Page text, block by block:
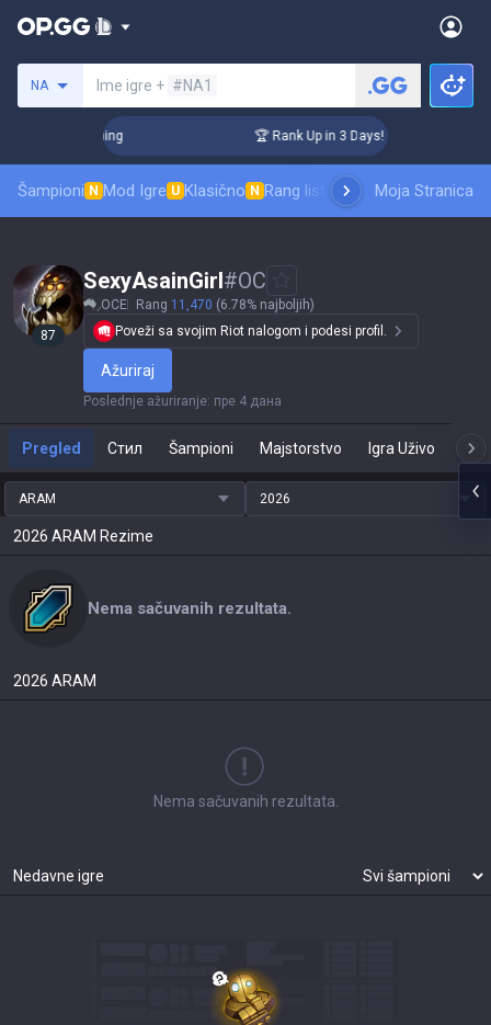
NA Ime igre + #NA1
Coaching 🏆 Rank Up in 3 Days! Challenger
Šampioni N Mod Igre U Klasično N Rang lista skinovaRangiranje
Moja Stranica
87
SexyAsainGirl#OC
OCE Rang 11,470 (6.78% najboljih)
Poveži sa svojim Riot nalogom i podesi profil.
Ažuriraj
Poslednje ažuriranje: пре 4 дана
Pregled Стил Šampioni Majstorstvo Igra Uživo
ARAM 2026
2026 ARAM Rezime
Nema sačuvanih rezultata.
2026 ARAM
Nema sačuvanih rezultata.
Nedavne igre